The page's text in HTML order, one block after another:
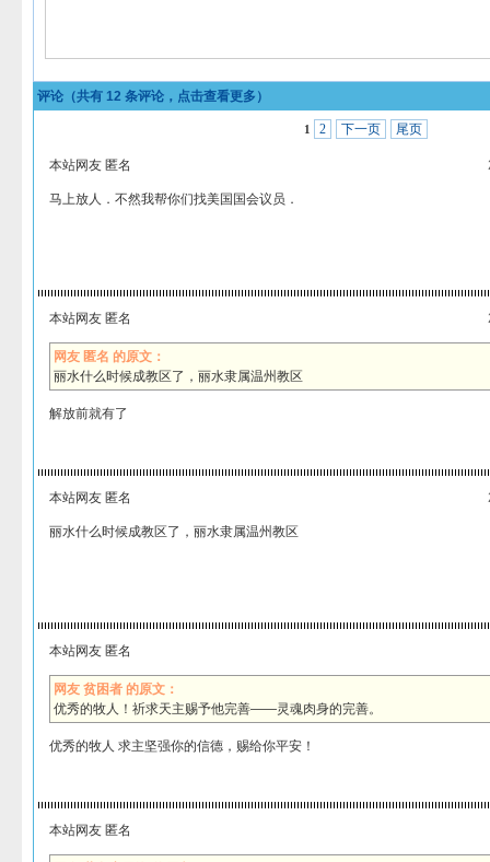
评论（共有 12 条评论，点击查看更多）
1 2 下一页 尾页
本站网友 匿名
马上放人．不然我帮你们找美国国会议员．
本站网友 匿名
网友 匿名 的原文：
丽水什么时候成教区了，丽水隶属温州教区
解放前就有了
本站网友 匿名
丽水什么时候成教区了，丽水隶属温州教区
本站网友 匿名
网友 贫困者 的原文：
优秀的牧人！祈求天主赐予他完善——灵魂肉身的完善。
优秀的牧人 求主坚强你的信德，赐给你平安！
本站网友 匿名